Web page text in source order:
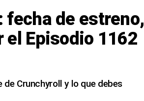
fecha de estreno,
el Episodio 1162
Crunchyroll y lo que debes